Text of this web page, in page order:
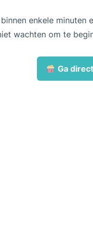
enkele minuten
wachten om te
Ga